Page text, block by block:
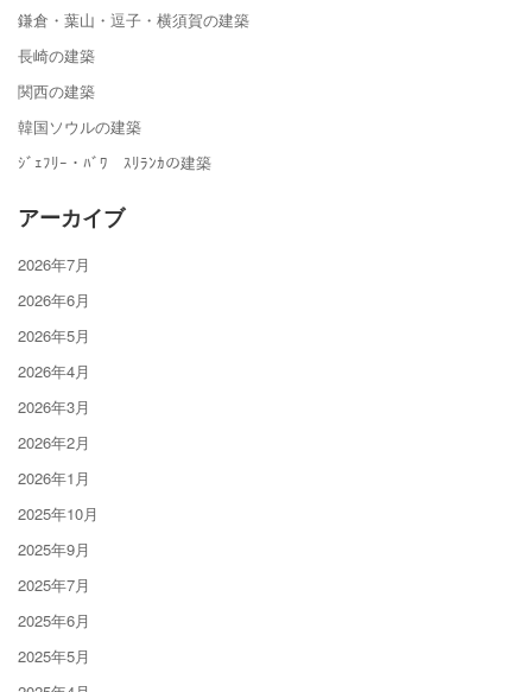
鎌倉・葉山・逗子・横須賀の建築
長崎の建築
関西の建築
韓国ソウルの建築
ｼﾞｪﾌﾘｰ・ﾊﾞﾜ ｽﾘﾗﾝｶの建築
アーカイブ
2026年7月
2026年6月
2026年5月
2026年4月
2026年3月
2026年2月
2026年1月
2025年10月
2025年9月
2025年7月
2025年6月
2025年5月